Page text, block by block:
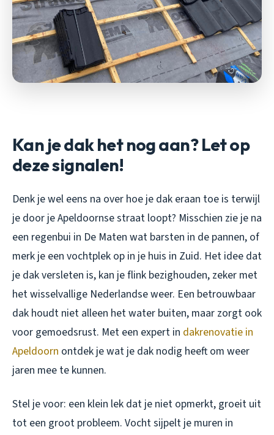
Kan je dak het nog aan? Let op
deze signalen!
Denk je wel eens na over hoe je dak eraan toe is terwijl
je door je Apeldoornse straat loopt? Misschien zie je na
een regenbui in De Maten wat barsten in de pannen, of
merk je een vochtplek op in je huis in Zuid. Het idee dat
je dak versleten is, kan je flink bezighouden, zeker met
het wisselvallige Nederlandse weer. Een betrouwbaar
dak houdt niet alleen het water buiten, maar zorgt ook
voor gemoedsrust. Met een expert in dakrenovatie in
Apeldoorn ontdek je wat je dak nodig heeft om weer
jaren mee te kunnen.
Stel je voor: een klein lek dat je niet opmerkt, groeit uit
tot een groot probleem. Vocht sijpelt je muren in